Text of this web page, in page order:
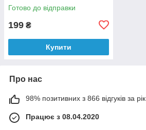
Готово до відправки
199 ₴
Купити
Про нас
98% позитивних з 866 відгуків за рік
Працює з 08.04.2020